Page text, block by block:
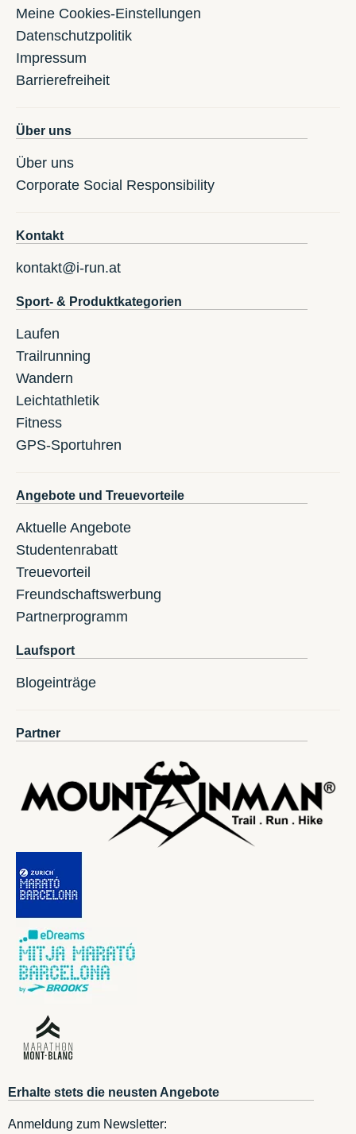
Meine Cookies-Einstellungen
Datenschutzpolitik
Impressum
Barrierefreiheit
Über uns
Über uns
Corporate Social Responsibility
Kontakt
kontakt@i-run.at
Sport- & Produktkategorien
Laufen
Trailrunning
Wandern
Leichtathletik
Fitness
GPS-Sportuhren
Angebote und Treuevorteile
Aktuelle Angebote
Studentenrabatt
Treuevorteil
Freundschaftswerbung
Partnerprogramm
Laufsport
Blogeinträge
Partner
Erhalte stets die neusten Angebote
Anmeldung zum Newsletter: